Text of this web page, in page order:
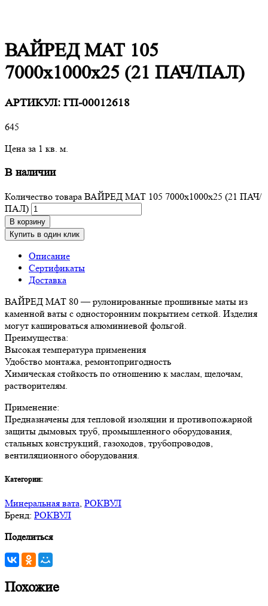
ВАЙРЕД МАТ 105
7000х1000х25 (21 ПАЧ/ПАЛ)
АРТИКУЛ: ГП-00012618
645
Цена за 1 кв. м.
В наличии
Количество товара ВАЙРЕД МАТ 105 7000х1000х25 (21 ПАЧ/
ПАЛ)
В корзину
Купить в один клик
Описание
Сертификаты
Доставка
ВАЙРЕД МАТ 80 — рулонированные прошивные маты из
каменной ваты с односторонним покрытием сеткой. Изделия
могут кашироваться алюминиевой фольгой.
Преимущества:
Высокая температура применения
Удобство монтажа, ремонтопригодность
Химическая стойкость по отношению к маслам, щелочам,
растворителям.
Применение:
Предназначены для тепловой изоляции и противопожарной
защиты дымовых труб, промышленного оборудования,
стальных конструкций, газоходов, трубопроводов,
вентиляционного оборудования.
Категории:
Минеральная вата, РОКВУЛ
Бренд: РОКВУЛ
Поделиться
Похожие